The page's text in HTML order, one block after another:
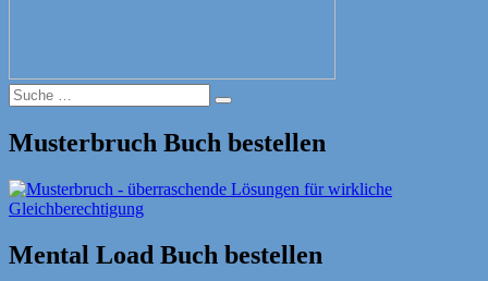
Suche
nach:
Suche
Musterbruch Buch bestellen
Mental Load Buch bestellen